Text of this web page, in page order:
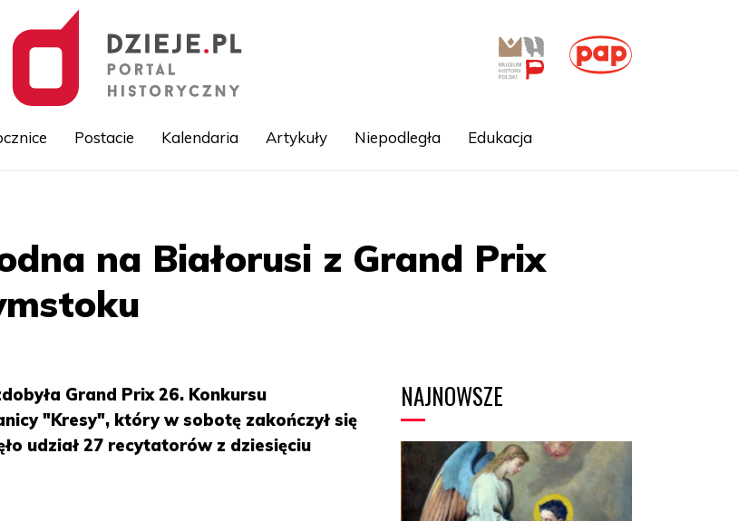
Postacie Kalendaria Artykuły Niepodległa Edukacja
na Białorusi z Grand Prix
Grand Prix 26. Konkursu
"Kresy", który w sobotę zakończył się
udział 27 recytatorów z dziesięciu
NAJNOWSZE